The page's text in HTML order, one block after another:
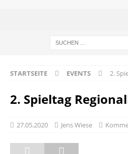
STARTSEITE EVENTS 2.
2. Spieltag
27.05.2020 Jens Wiese